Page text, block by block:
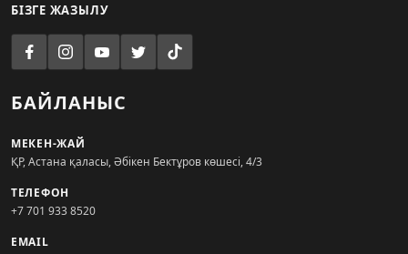
БІЗГЕ ЖАЗЫЛУ
БАЙЛАНЫС
МЕКЕН-ЖАЙ
ҚР, Астана қаласы, Әбікен Бектұров көшесі, 4/3
ТЕЛЕФОН
+7 701 933 8520
EMAIL